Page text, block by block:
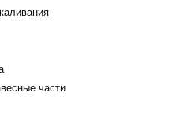
части